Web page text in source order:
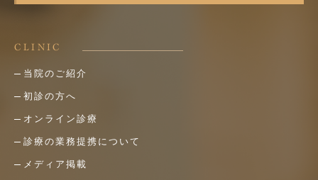
CLINIC
当院のご紹介
初診の方へ
オンライン診療
診療の業務提携について
メディア掲載